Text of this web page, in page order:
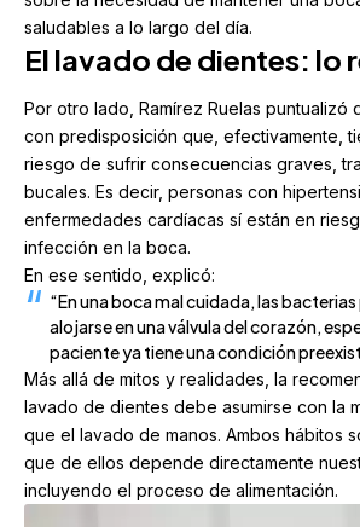
saludables a lo largo del día.
El lavado de dientes: lo
Por otro lado, Ramírez Ruelas puntualizó
con predisposición que, efectivamente,
riesgo de sufrir consecuencias graves,
bucales. Es decir, personas con
enfermedades cardíacas sí están en
infección en la boca.
En ese sentido, explicó:
“En una boca mal cuidada, las
alojarse en una válvula del corazón,
paciente ya tiene una condición
Más allá de mitos y realidades, la
lavado de dientes debe asumirse con la
que el lavado de manos. Ambos hábitos
que de ellos depende directamente
incluyendo el proceso de alimentación.